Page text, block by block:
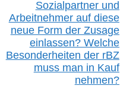
Sozialpartner und
Arbeitnehmer auf diese
neue Form der Zusage
einlassen? Welche
Besonderheiten der rBZ
muss man in Kauf
nehmen?